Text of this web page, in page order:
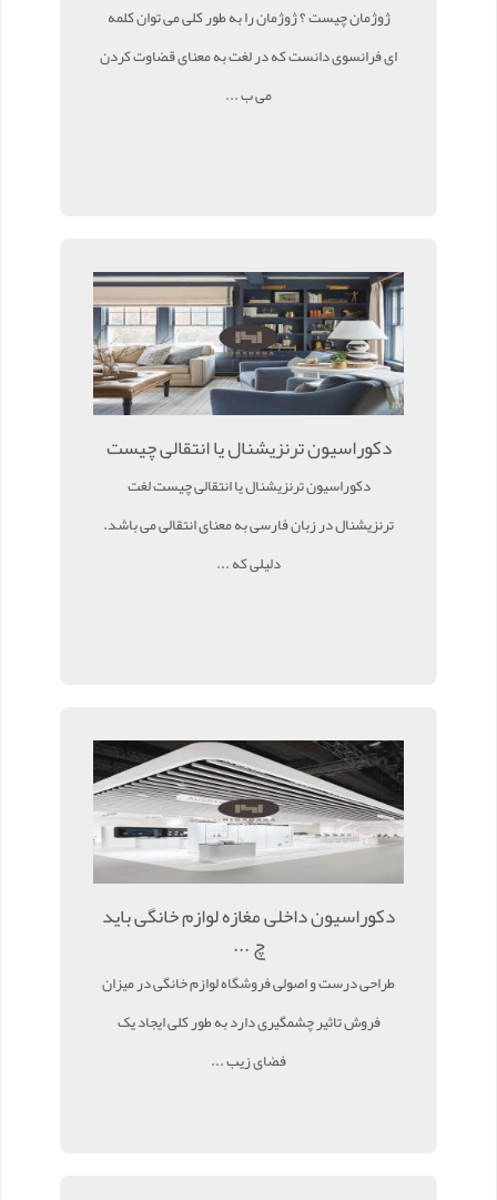
ژوژمان چیست ؟ ژوژمان را به طور کلی می توان کلمه
ای فرانسوی دانست که در لغت به معنای قضاوت کردن
می ب ...
دکوراسیون ترنزیشنال یا انتقالی چیست
دکوراسیون ترنزیشنال یا انتقالی چیست لغت
ترنزیشنال در زبان فارسی به معنای انتقالی می باشد.
دلیلی که ...
دکوراسیون داخلی مغازه لوازم خانگی باید
چ ...
طراحی درست و اصولی فروشگاه لوازم خانگی در میزان
فروش تاثیر چشمگیری دارد به طور کلی ایجاد یک
فضای زیب ...